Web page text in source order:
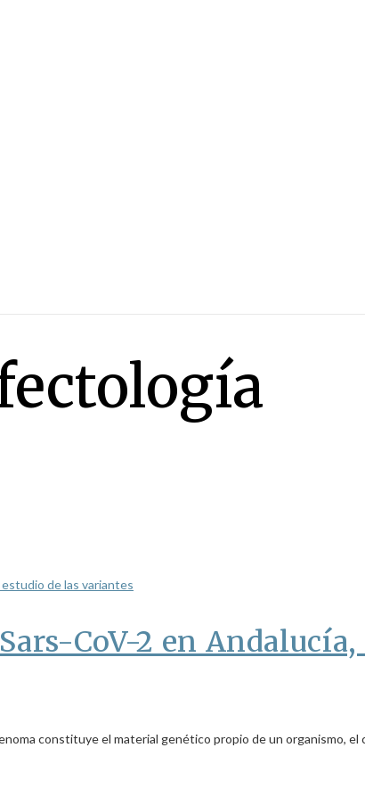
CoV-2 en
constituye el material genético propio de un organismo, el